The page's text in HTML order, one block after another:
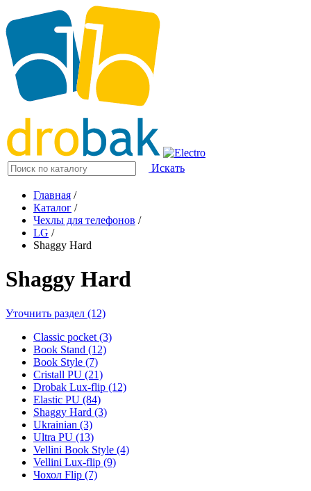
Искать
Главная /
Каталог /
Чехлы для телефонов /
LG /
Shaggy Hard
Shaggy Hard
Уточнить раздел (12)
Classic pocket (3)
Book Stand (12)
Book Style (7)
Cristall PU (21)
Drobak Lux-flip (12)
Elastic PU (84)
Shaggy Hard (3)
Ukrainian (3)
Ultra PU (13)
Vellini Book Style (4)
Vellini Lux-flip (9)
Чохол Flip (7)